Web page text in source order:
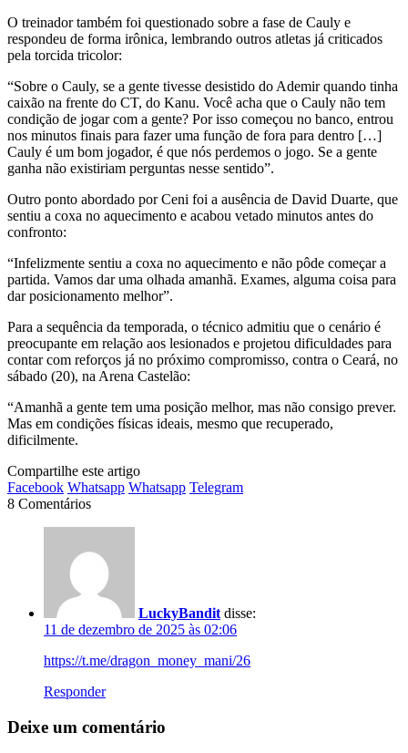
O treinador também foi questionado sobre a fase de Cauly e
respondeu de forma irônica, lembrando outros atletas já criticados
pela torcida tricolor:
“Sobre o Cauly, se a gente tivesse desistido do Ademir quando tinha
caixão na frente do CT, do Kanu. Você acha que o Cauly não tem
condição de jogar com a gente? Por isso começou no banco, entrou
nos minutos finais para fazer uma função de fora para dentro […]
Cauly é um bom jogador, é que nós perdemos o jogo. Se a gente
ganha não existiriam perguntas nesse sentido”.
Outro ponto abordado por Ceni foi a ausência de David Duarte, que
sentiu a coxa no aquecimento e acabou vetado minutos antes do
confronto:
“Infelizmente sentiu a coxa no aquecimento e não pôde começar a
partida. Vamos dar uma olhada amanhã. Exames, alguma coisa para
dar posicionamento melhor”.
Para a sequência da temporada, o técnico admitiu que o cenário é
preocupante em relação aos lesionados e projetou dificuldades para
contar com reforços já no próximo compromisso, contra o Ceará, no
sábado (20), na Arena Castelão:
“Amanhã a gente tem uma posição melhor, mas não consigo prever.
Mas em condições físicas ideais, mesmo que recuperado,
dificilmente.
Compartilhe este artigo
Facebook Whatsapp Whatsapp Telegram
8 Comentários
LuckyBandit disse:
11 de dezembro de 2025 às 02:06
https://t.me/dragon_money_mani/26
Responder
Deixe um comentário